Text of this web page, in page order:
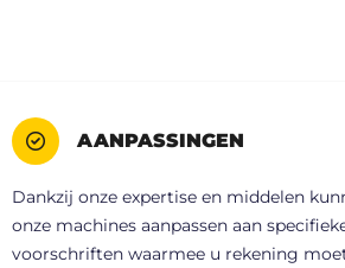
AANPASSINGEN
Dankzij onze expertise en middelen
onze machines aanpassen aan
voorschriften waarmee u rekening